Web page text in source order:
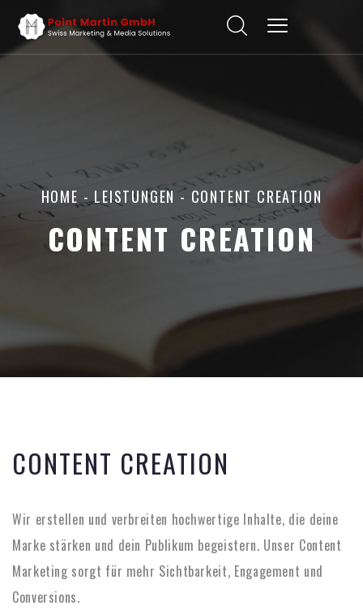
HOME -LEISTUNGEN - CONTENT CREATION
CONTENT CREATION
CONTENT CREATION
Wir erstellen und verbreiten hochwertige Inhalte, die deine
Marke stärken und dein Publikum begeistern. Unser Content
Marketing sorgt für mehr Sichtbarkeit, Engagement und
Conversions.